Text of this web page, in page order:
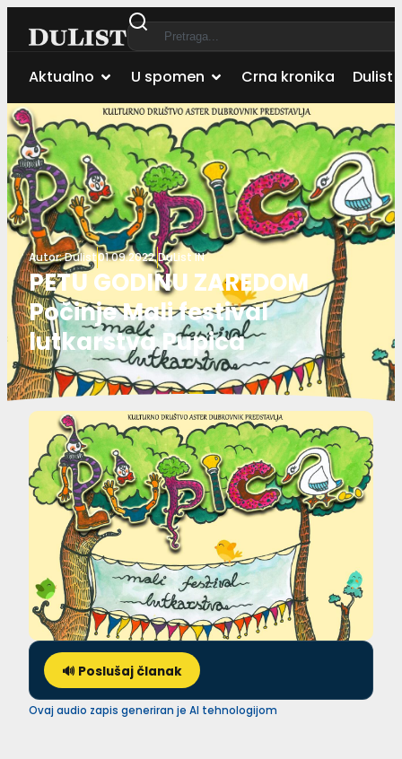
Aktualno U spomen Crna kronika Dulist
Autor:Dulist01.09.2022.DuList IN
PETU GODINU ZAREDOM
Počinje Mali festival
lutkarstva Pupica
🔊 Poslušaj članak
Ovaj audio zapis generiran je AI tehnologijom